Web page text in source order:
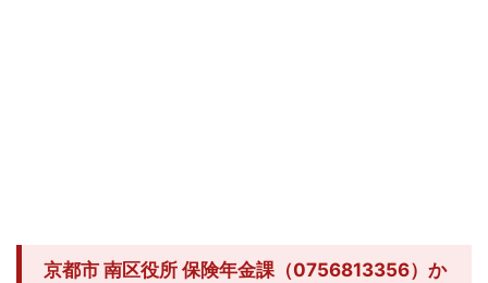
京都市 南区役所 保険年金課（0756813356）か